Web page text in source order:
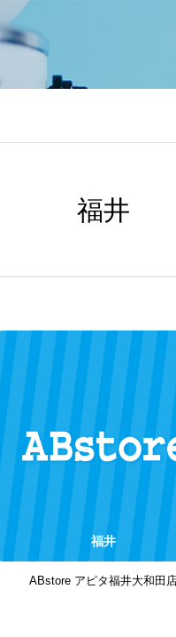
福井
福井
ABstore アピタ福井大和田